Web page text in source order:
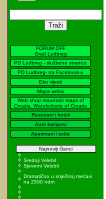
FORUM OFF
Grad Ludbreg
PD Ludbreg - službene stranice
PD Ludbreg- na Facebook-u
Eko vijesti
Mapa weba
Web shop mountain maps of
Croatia, Wanderkarte of Croatia
Restorani i hoteli
Auto kampovi
Apartmani i sobe
Najnoviji članci
Srednji Velebit
Sjeverni Velebit
Dramatično u snježnoj mećavi
na 2500 ndm